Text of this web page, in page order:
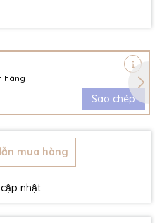
hàng
Sao chép
mua hàng
nhật